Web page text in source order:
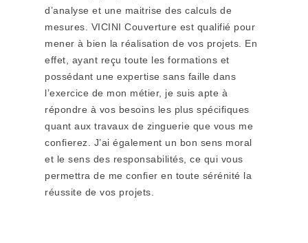
d’analyse et une maitrise des calculs de
mesures. VICINI Couverture est qualifié pour
mener à bien la réalisation de vos projets. En
effet, ayant reçu toute les formations et
possédant une expertise sans faille dans
l’exercice de mon métier, je suis apte à
répondre à vos besoins les plus spécifiques
quant aux travaux de zinguerie que vous me
confierez. J’ai également un bon sens moral
et le sens des responsabilités, ce qui vous
permettra de me confier en toute sérénité la
réussite de vos projets.